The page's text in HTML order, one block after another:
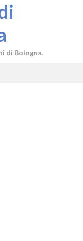
di Bologna.